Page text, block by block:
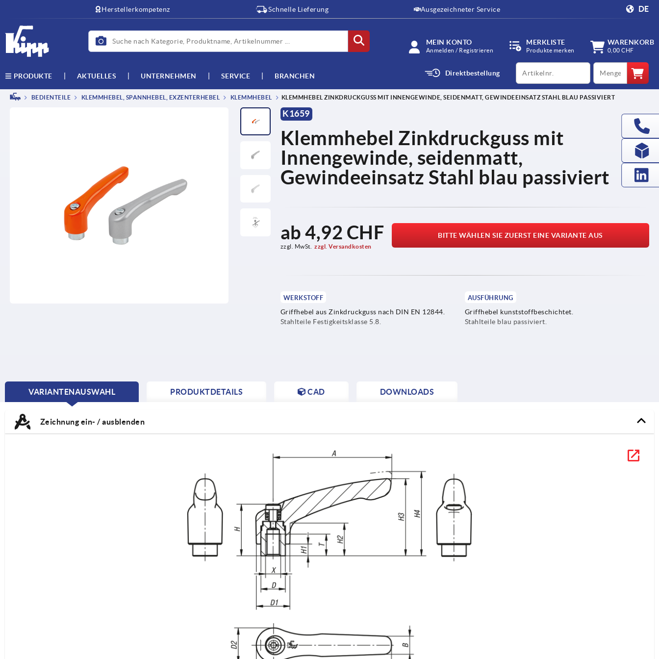
Herstellerkompetenz Schnelle Lieferung Ausgezeichneter Service DE
MEIN KONTO
Anmelden / Registrieren
MERKLISTE
Produkte merken
WARENKORB
0,00 CHF
PRODUKTE AKTUELLES UNTERNEHMEN SERVICE BRANCHEN Direktbestellung
productCode qty
BEDIENTEILE KLEMMHEBEL, SPANNHEBEL, EXZENTERHEBEL KLEMMHEBEL KLEMMHEBEL ZINKDRUCKGUSS MIT INNENGEWINDE, SEIDENMATT, GEWINDEEINSATZ STAHL BLAU PASSIVIERT
K1659
Klemmhebel Zinkdruckguss mit
Innengewinde, seidenmatt,
Gewindeeinsatz Stahl blau passiviert
ab4,92 CHF
zzgl. MwSt. zzgl. Versandkosten
BITTE WÄHLEN SIE ZUERST EINE VARIANTE AUS
WERKSTOFF
Griffhebel aus Zinkdruckguss nach DIN EN 12844.
Stahlteile Festigkeitsklasse 5.8.
AUSFÜHRUNG
Griffhebel kunststoffbeschichtet.
Stahlteile blau passiviert.
VARIANTENAUSWAHL
CURRENT
PRODUKTDETAILS CAD DOWNLOADS
Zeichnung ein- / ausblenden